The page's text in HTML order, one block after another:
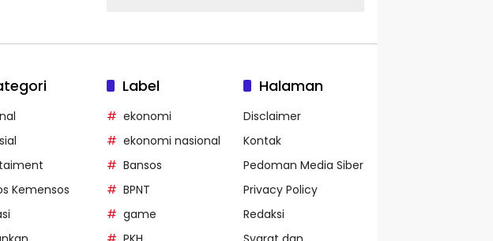
Kemensos
Label
ekonomi
ekonomi nasional
Bansos
BPNT
game
Halaman
Disclaimer
Kontak
Pedoman Media Siber
Privacy Policy
Redaksi